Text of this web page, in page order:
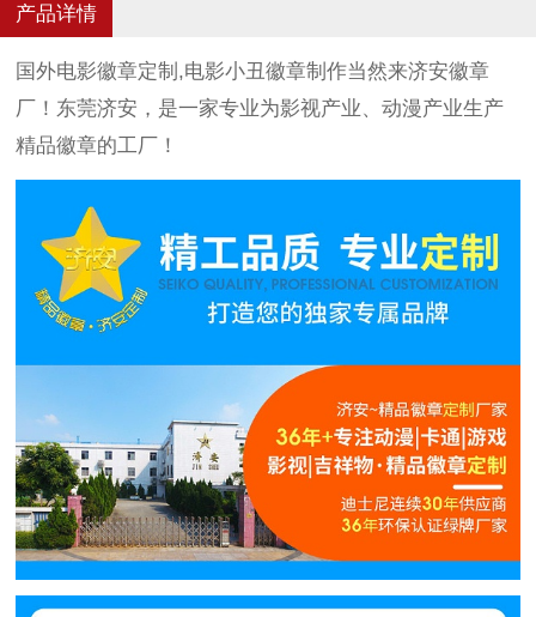
产品详情
国外电影徽章定制,电影小丑徽章制作当然来济安徽章
厂！东莞济安，是一家专业为影视产业、动漫产业生产
精品徽章的工厂！